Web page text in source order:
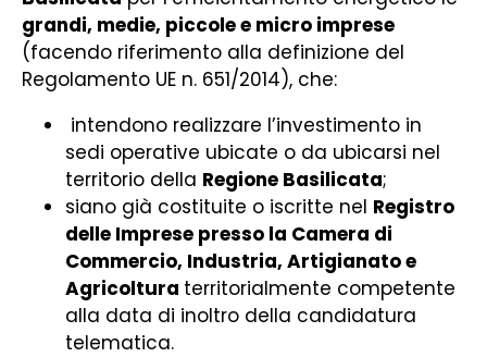
grandi, medie, piccole e micro imprese
(facendo riferimento alla definizione del
Regolamento UE n. 651/2014), che:
intendono realizzare l’investimento in
sedi operative ubicate o da ubicarsi nel
territorio della Regione Basilicata;
siano già costituite o iscritte nel Registro
delle Imprese presso la Camera di
Commercio, Industria, Artigianato e
Agricoltura territorialmente competente
alla data di inoltro della candidatura
telematica.